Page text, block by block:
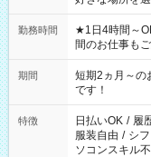
勤務時間
★1日4時間～
間のお仕事も
家庭の都合で
※週最低15時
期間
短期2ヵ月～
です！
特徴 日払いOK / 履
服装自由 / シ
ソコンスキル